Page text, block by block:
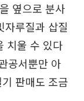
옆으로 분사
자루질과 삽질
치울 수 있다
공서뿐만 아
판매도 조금